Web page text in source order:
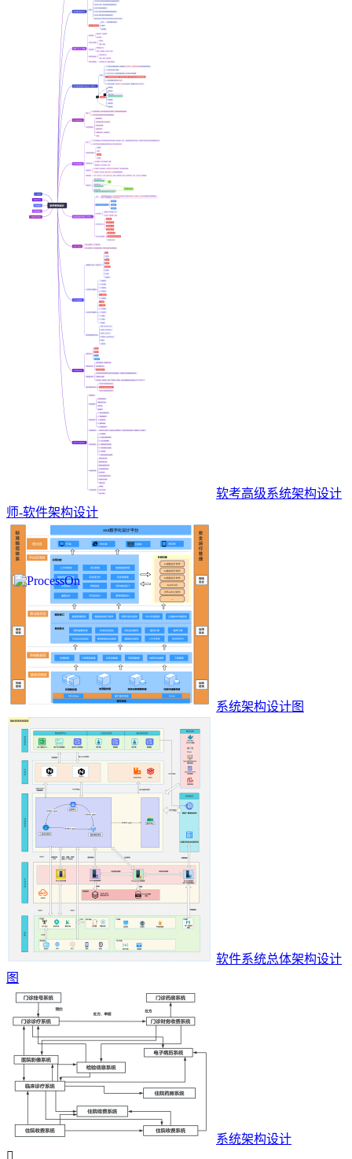
软考高级系统架构设计
师-软件架构设计
系统架构设计图
软件系统总体架构设计
图
系统架构设计
